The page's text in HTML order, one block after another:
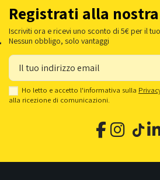
Registrati alla
Iscriviti ora e ricevi uno sconto di 5€ per il
Nessun obbligo, solo vantaggi
Ho letto e accetto l'informativa sulla
alla ricezione di comunicazioni.